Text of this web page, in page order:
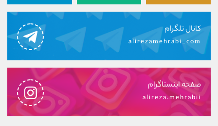
کانال تلگرام
alirezamehrabi_com
صفحه اینستاگرام
alireza.mehrabii